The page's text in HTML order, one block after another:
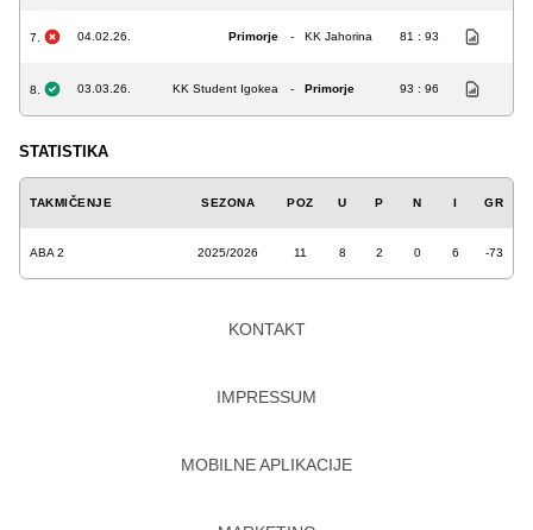
7. 04.02.26. Primorje - KK Jahorina 81 : 93
8. 03.03.26. KK Student Igokea - Primorje 93 : 96
STATISTIKA
TAKMIČENJE SEZONA POZ U P N I GR
ABA 2 2025/2026 11 8 2 0 6 -73
KONTAKT
IMPRESSUM
MOBILNE APLIKACIJE